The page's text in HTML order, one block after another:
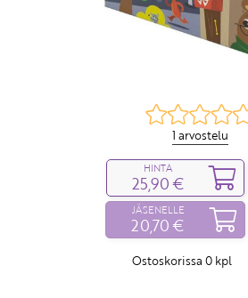
1 arvostelu
HINTA
25,90 €
JÄSENELLE
20,70 €
Ostoskorissa 0 kpl